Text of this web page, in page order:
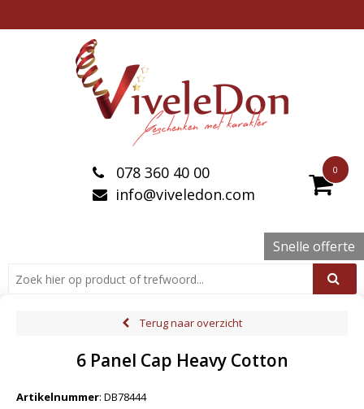
0
078 360 40 00
info@viveledon.com
Snelle offerte
Terug naar overzicht
6 Panel Cap Heavy Cotton
Artikelnummer: DB78444